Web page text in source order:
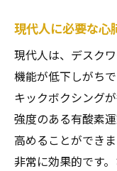
現代人に必要な心
現代人は、デスク
機能が低下しがち
キックボクシング
強度のある有酸素
高めることができ
非常に効果的です